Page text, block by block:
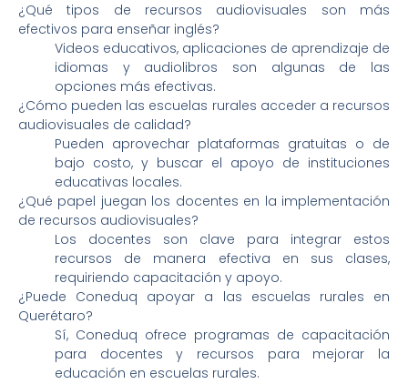
¿Qué tipos de recursos audiovisuales son más
efectivos para enseñar inglés?
Videos educativos, aplicaciones de aprendizaje de
idiomas y audiolibros son algunas de las
opciones más efectivas.
¿Cómo pueden las escuelas rurales acceder a recursos
audiovisuales de calidad?
Pueden aprovechar plataformas gratuitas o de
bajo costo, y buscar el apoyo de instituciones
educativas locales.
¿Qué papel juegan los docentes en la implementación
de recursos audiovisuales?
Los docentes son clave para integrar estos
recursos de manera efectiva en sus clases,
requiriendo capacitación y apoyo.
¿Puede Coneduq apoyar a las escuelas rurales en
Querétaro?
Sí, Coneduq ofrece programas de capacitación
para docentes y recursos para mejorar la
educación en escuelas rurales.